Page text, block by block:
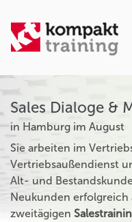
Sales Dialoge &
in Hamburg im August
Sie arbeiten im
Vertriebsaußendienst
Alt- und
Neukunden erfolgreich
zweitägigen